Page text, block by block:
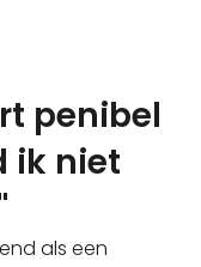
penibel
ik niet
als een